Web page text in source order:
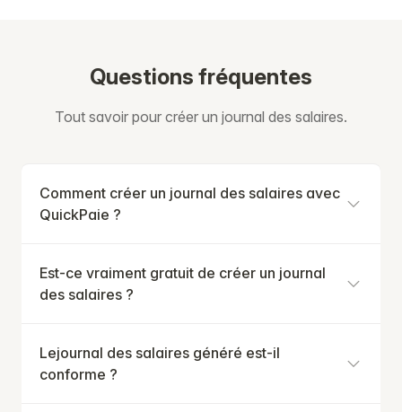
Questions fréquentes
Tout savoir pour créer un journal des salaires.
Comment créer un journal des salaires avec
QuickPaie ?
Est-ce vraiment gratuit de créer un journal
des salaires ?
Lejournal des salaires généré est-il
conforme ?